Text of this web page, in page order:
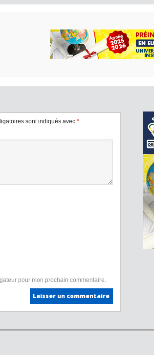
sont indiqués avec *
pour mon prochain commentaire.